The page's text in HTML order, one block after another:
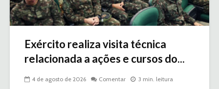
Exército realiza visita técnica
relacionada a ações e cursos do...
4 de agosto de 2026 Comentar 3 min. leitura